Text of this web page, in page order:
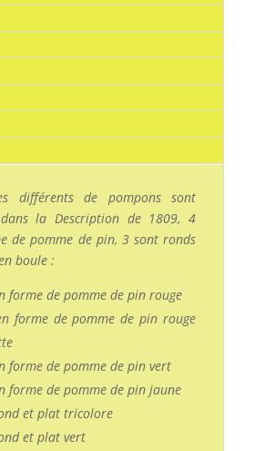
différents de pompons sont
la Description de 1809, 4
de pomme de pin, 3 sont ronds
boule :
forme de pomme de pin rouge
forme de pomme de pin rouge
forme de pomme de pin vert
forme de pomme de pin jaune
et plat tricolore
et plat vert